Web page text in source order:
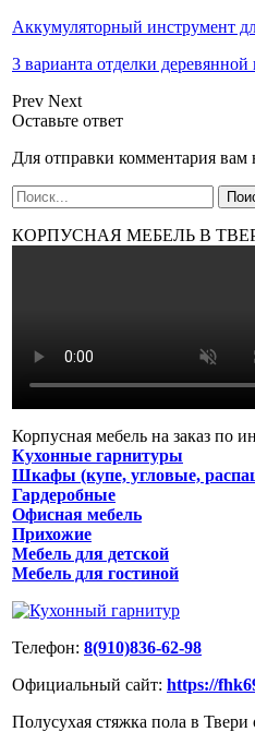
Аккумуляторный инструмент
3 варианта отделки
Prev Next
Оставьте ответ
Для отправки комментария вам
КОРПУСНАЯ МЕБЕЛЬ В
Корпусная мебель на заказ по
Кухонные гарнитуры
Шкафы (купе, угловые,
Гардеробные
Офисная мебель
Прихожие
Мебель для детской
Мебель для гостиной
Телефон: 8(910)836-62-98
Официальный сайт: https://
Полусухая стяжка пола в